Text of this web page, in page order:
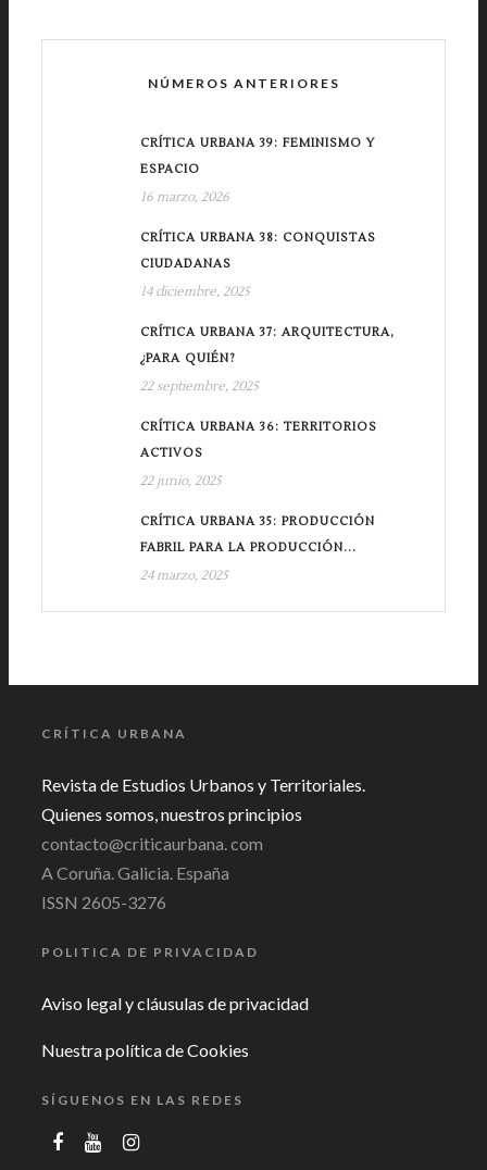
NÚMEROS ANTERIORES
CRÍTICA URBANA 39: FEMINISMO Y
ESPACIO
16 marzo, 2026
CRÍTICA URBANA 38: CONQUISTAS
CIUDADANAS
14 diciembre, 2025
CRÍTICA URBANA 37: ARQUITECTURA,
¿PARA QUIÉN?
22 septiembre, 2025
CRÍTICA URBANA 36: TERRITORIOS
ACTIVOS
22 junio, 2025
CRÍTICA URBANA 35: PRODUCCIÓN
FABRIL PARA LA PRODUCCIÓN...
24 marzo, 2025
CRÍTICA URBANA
Revista de Estudios Urbanos y Territoriales.
Quienes somos, nuestros principios
contacto@criticaurbana. com
A Coruña. Galicia. España
ISSN 2605-3276
POLITICA DE PRIVACIDAD
Aviso legal y cláusulas de privacidad
Nuestra política de Cookies
SÍGUENOS EN LAS REDES